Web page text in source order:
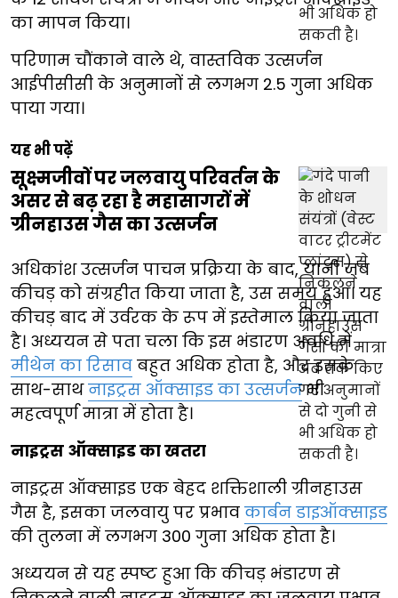
का मापन किया।
परिणाम चौंकाने वाले थे, वास्तविक उत्सर्जन
आईपीसीसी के अनुमानों से लगभग 2.5 गुना अधिक
पाया गया।
यह भी पढ़ें
सूक्ष्मजीवों पर जलवायु परिवर्तन के
असर से बढ़ रहा है महासागरों में
ग्रीनहाउस गैस का उत्सर्जन
अधिकांश उत्सर्जन पाचन प्रक्रिया के बाद, यानी जब
कीचड़ को संग्रहीत किया जाता है, उस समय हुआ। यह
कीचड़ बाद में उर्वरक के रूप में इस्तेमाल किया जाता
है। अध्ययन से पता चला कि इस भंडारण अवधि में
मीथेन का रिसाव बहुत अधिक होता है, और इसके
साथ-साथनाइट्रस ऑक्साइड का उत्सर्जनभी
महत्वपूर्ण मात्रा में होता है।
नाइट्रस ऑक्साइड का खतरा
नाइट्रस ऑक्साइड एक बेहद शक्तिशाली ग्रीनहाउस
गैस है, इसका जलवायु पर प्रभाव कार्बन डाइऑक्साइड
की तुलना में लगभग 300 गुना अधिक होता है।
अध्ययन से यह स्पष्ट हुआ कि कीचड़ भंडारण से